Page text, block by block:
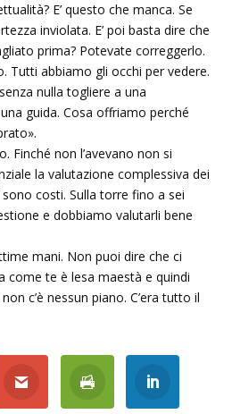
E’ questo che manca. Se
inviolata. E’ poi basta dire che
prima? Potevate correggerlo.
Tutti abbiamo gli occhi per vedere.
nulla togliere a una
guida. Cosa offriamo perché
Finché non l’avevano non si
la valutazione complessiva dei
costi. Sulla torre fino a sei
e dobbiamo valutarli bene
mani. Non puoi dire che ci
come te è lesa maestà e quindi
c’è nessun piano. C’era tutto il